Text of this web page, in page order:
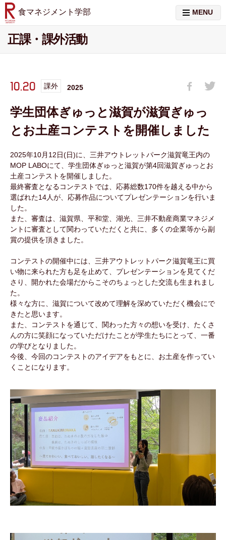
食マネジメント学部 MENU
正課・課外活動
10.20 課外 2025
学生団体ぎゅっと滋賀が滋賀ぎゅっ
とお土産コンテストを開催しました
2025年10月12日(日)に、三井アウトレットパーク滋賀竜王内の
MOP LABOにて、学生団体ぎゅっと滋賀が第4回滋賀ぎゅっとお
土産コンテストを開催しました。
最終審査となるコンテストでは、応募総数170件を越える中から
選ばれた14人が、応募作品についてプレゼンテーションを行いま
した。
また、審査は、滋賀県、平和堂、湖光、三井不動産商業マネジメ
ントに審査として関わっていただくと共に、多くの企業等から副
賞の提供を頂きました。
コンテストの開催中には、三井アウトレットパーク滋賀竜王に買
い物に来られた方も足を止めて、プレゼンテーションを見てくだ
さり、開かれた会場だからこそのちょっとした交流も生まれまし
た。
様々な方に、滋賀について改めて理解を深めていただく機会にで
きたと思います。
また、コンテストを通じて、関わった方々の想いを受け、たくさ
んの方に笑顔になっていただけたことが学生たちにとって、一番
の学びとなりました。
今後、今回のコンテストのアイデアをもとに、お土産を作ってい
くことになります。